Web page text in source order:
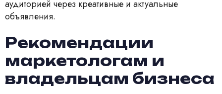
аудиторией через креативные и актуальные
объявления.
Рекомендации
маркетологам и
владельцам бизнеса